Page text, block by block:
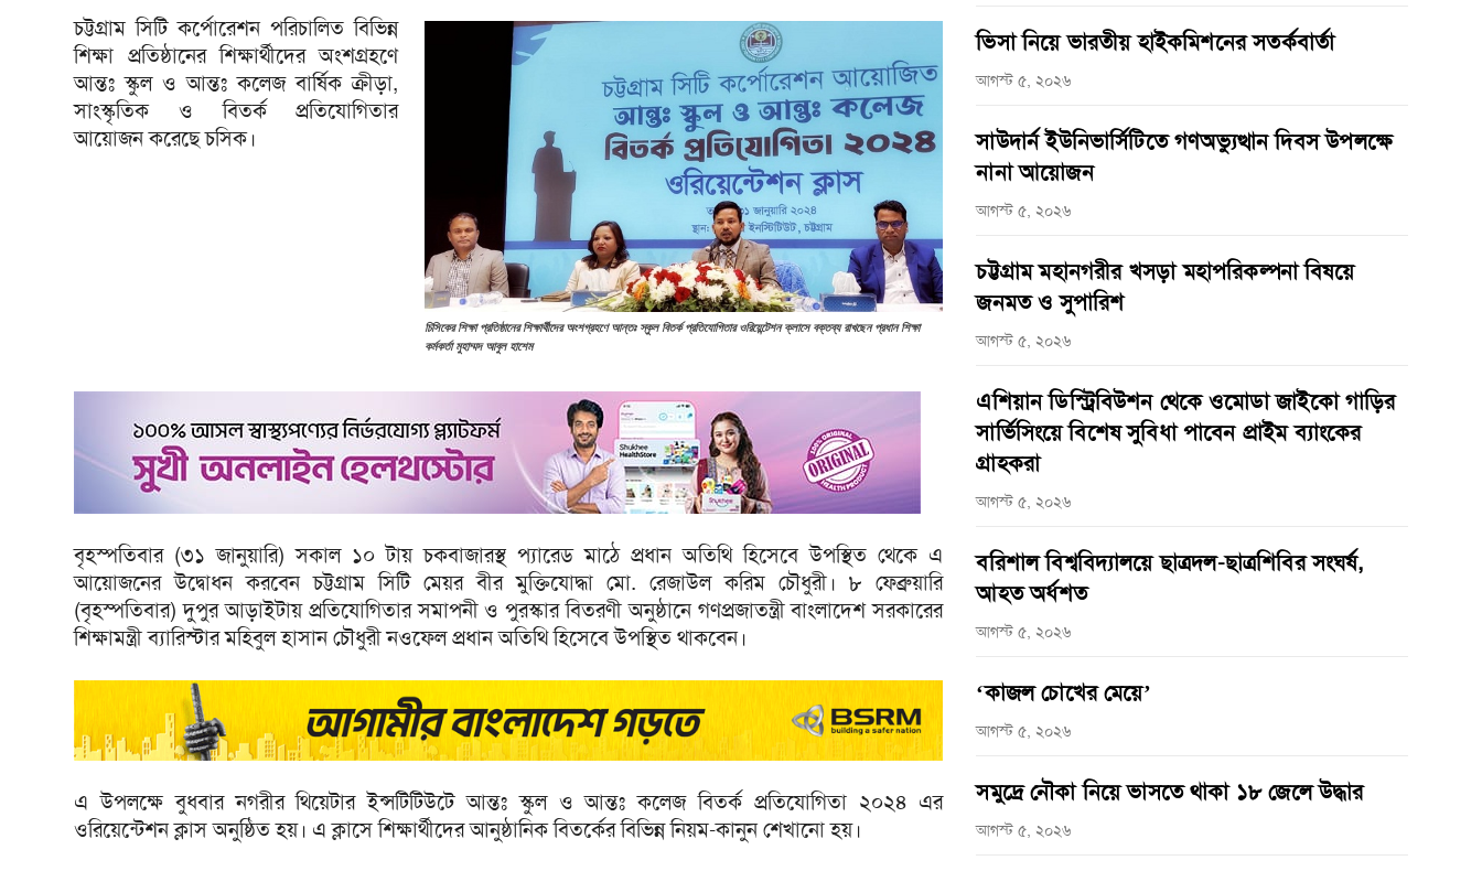
চিসিকের শিক্ষা প্রতিষ্ঠানের শিক্ষার্থীদের অংশগ্রহণে আন্তঃ স্কুল বিতর্ক প্রতিযোগিতার ওরিয়েন্টেশন ক্লাসে বক্তব্য রাখছেন প্রধান শিক্ষা
কর্মকর্তা মুহাম্মদ আবুল হাশেম
চট্টগ্রাম সিটি কর্পোরেশন পরিচালিত বিভিন্ন
শিক্ষা প্রতিষ্ঠানের শিক্ষার্থীদের অংশগ্রহণে
আন্তঃ স্কুল ও আন্তঃ কলেজ বার্ষিক ক্রীড়া,
সাংস্কৃতিক ও বিতর্ক প্রতিযোগিতার
আয়োজন করেছে চসিক।
বৃহস্পতিবার (৩১ জানুয়ারি) সকাল ১০ টায় চকবাজারস্থ প্যারেড মাঠে প্রধান অতিথি হিসেবে উপস্থিত থেকে এ
আয়োজনের উদ্বোধন করবেন চট্টগ্রাম সিটি মেয়র বীর মুক্তিযোদ্ধা মো. রেজাউল করিম চৌধুরী। ৮ ফেব্রুয়ারি
(বৃহস্পতিবার) দুপুর আড়াইটায় প্রতিযোগিতার সমাপনী ও পুরস্কার বিতরণী অনুষ্ঠানে গণপ্রজাতন্ত্রী বাংলাদেশ সরকারের
শিক্ষামন্ত্রী ব্যারিস্টার মহিবুল হাসান চৌধুরী নওফেল প্রধান অতিথি হিসেবে উপস্থিত থাকবেন।
এ উপলক্ষে বুধবার নগরীর থিয়েটার ইন্সটিটিউটে আন্তঃ স্কুল ও আন্তঃ কলেজ বিতর্ক প্রতিযোগিতা ২০২৪ এর
ওরিয়েন্টেশন ক্লাস অনুষ্ঠিত হয়। এ ক্লাসে শিক্ষার্থীদের আনুষ্ঠানিক বিতর্কের বিভিন্ন নিয়ম-কানুন শেখানো হয়।
ভিসা নিয়ে ভারতীয় হাইকমিশনের সতর্কবার্তা
আগস্ট ৫, ২০২৬
সাউদার্ন ইউনিভার্সিটিতে গণঅভ্যুত্থান দিবস উপলক্ষে
নানা আয়োজন
আগস্ট ৫, ২০২৬
চট্টগ্রাম মহানগরীর খসড়া মহাপরিকল্পনা বিষয়ে
জনমত ও সুপারিশ
আগস্ট ৫, ২০২৬
এশিয়ান ডিস্ট্রিবিউশন থেকে ওমোডা জাইকো গাড়ির
সার্ভিসিংয়ে বিশেষ সুবিধা পাবেন প্রাইম ব্যাংকের
গ্রাহকরা
আগস্ট ৫, ২০২৬
বরিশাল বিশ্ববিদ্যালয়ে ছাত্রদল-ছাত্রশিবির সংঘর্ষ,
আহত অর্ধশত
আগস্ট ৫, ২০২৬
‘কাজল চোখের মেয়ে’
আগস্ট ৫, ২০২৬
সমুদ্রে নৌকা নিয়ে ভাসতে থাকা ১৮ জেলে উদ্ধার
আগস্ট ৫, ২০২৬